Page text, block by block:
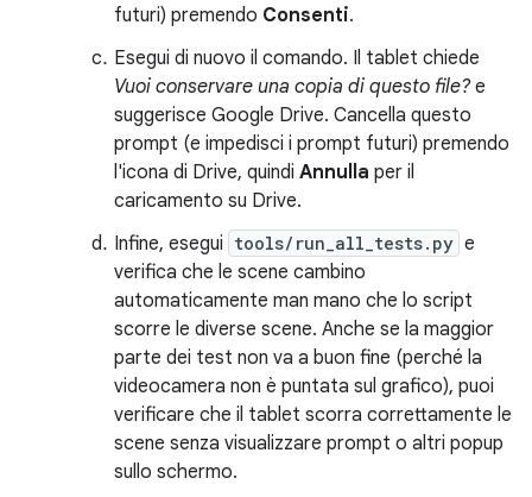
futuri) premendo Consenti.
Esegui di nuovo il comando. Il tablet chiede
Vuoi conservare una copia di questo file?e
suggerisce Google Drive. Cancella questo
prompt (e impedisci i prompt futuri) premendo
l'icona di Drive, quindi Annulla per il
caricamento su Drive.
Infine, esegui tools/run_all_tests.py e
verifica che le scene cambino
automaticamente man mano che lo script
scorre le diverse scene. Anche se la maggior
parte dei test non va a buon fine (perché la
videocamera non è puntata sul grafico), puoi
verificare che il tablet scorra correttamente le
scene senza visualizzare prompt o altri popup
sullo schermo.